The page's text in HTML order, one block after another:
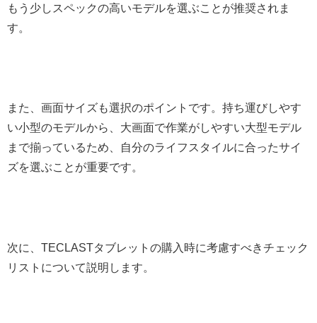
もう少しスペックの高いモデルを選ぶことが推奨されま
す。
また、画面サイズも選択のポイントです。持ち運びしやす
い小型のモデルから、大画面で作業がしやすい大型モデル
まで揃っているため、自分のライフスタイルに合ったサイ
ズを選ぶことが重要です。
次に、TECLASTタブレットの購入時に考慮すべきチェック
リストについて説明します。